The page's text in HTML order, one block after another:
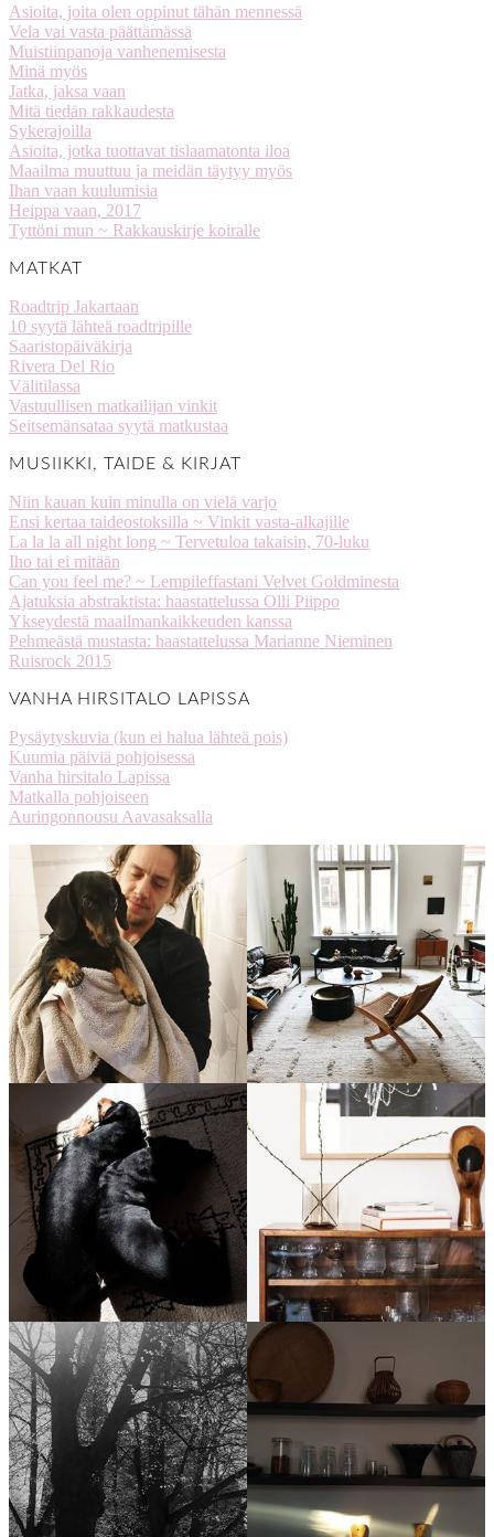
Asioita, joita olen oppinut tähän mennessä
Vela vai vasta päättämässä
Muistiinpanoja vanhenemisesta
Minä myös
Jatka, jaksa vaan
Mitä tiedän rakkaudesta
Sykerajoilla
Asioita, jotka tuottavat tislaamatonta iloa
Maailma muuttuu ja meidän täytyy myös
Ihan vaan kuulumisia
Heippa vaan, 2017
Tyttöni mun ~ Rakkauskirje koiralle
MATKAT
Roadtrip Jakartaan
10 syytä lähteä roadtripille
Saaristopäiväkirja
Rivera Del Rio
Välitilassa
Vastuullisen matkailijan vinkit
Seitsemänsataa syytä matkustaa
MUSIIKKI, TAIDE & KIRJAT
Niin kauan kuin minulla on vielä varjo
Ensi kertaa taideostoksilla ~ Vinkit vasta-alkajille
La la la all night long ~ Tervetuloa takaisin, 70-luku
Iho tai ei mitään
Can you feel me? ~ Lempileffastani Velvet Goldminesta
Ajatuksia abstraktista: haastattelussa Olli Piippo
Ykseydestä maailmankaikkeuden kanssa
Pehmeästä mustasta: haastattelussa Marianne Nieminen
Ruisrock 2015
VANHA HIRSITALO LAPISSA
Pysäytyskuvia (kun ei halua lähteä pois)
Kuumia päiviä pohjoisessa
Vanha hirsitalo Lapissa
Matkalla pohjoiseen
Auringonnousu Aavasaksalla
stellaharasek stellaharasek
stellaharasek stellaharasek
stellaharasek